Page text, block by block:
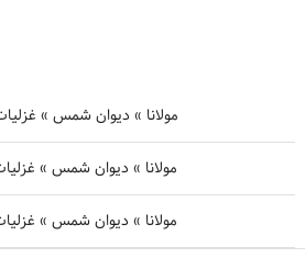
مولانا » دیوان شمس » غزلیات
مولانا » دیوان شمس » غزلیات
مولانا » دیوان شمس » غزلیات